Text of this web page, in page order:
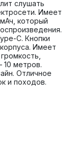
слушать
Имеет
который
C. Кнопки
Имеет
10 метров.
Отличное
и походов.